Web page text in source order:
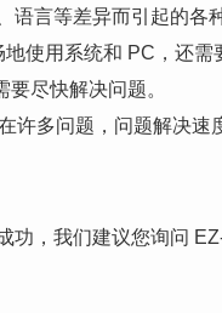
语言等差异而引起的各
使用系统和 PC，还需
尽快解决问题。
许多问题，问题解决
，我们建议您询问